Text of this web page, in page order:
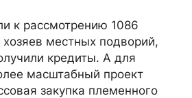
к рассмотрению 1086
местных подворий,
кредиты. А для
масштабный проект
закупка племенного